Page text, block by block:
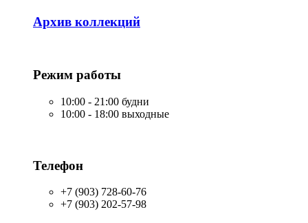
Архив коллекций
Режим работы
10:00 - 21:00 будни
10:00 - 18:00 выходные
Телефон
+7 (903) 728-60-76
+7 (903) 202-57-98